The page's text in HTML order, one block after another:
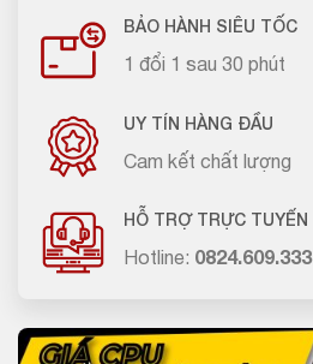
BẢO HÀNH SIÊU TỐC
1 đổi 1 sau 30 phút
UY TÍN HÀNG ĐẦU
Cam kết chất lượng
HỖ TRỢ TRỰC TUYẾN
Hotline: 0824.609.333